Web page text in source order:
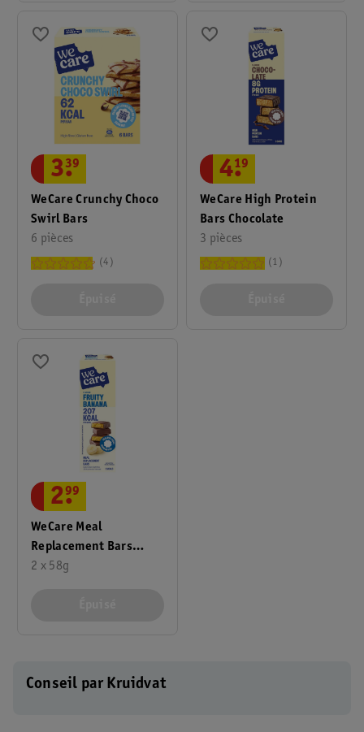
WeCare Crunchy Choco
Swirl Bars
6 pièces
3.
39
4
WeCare High Protein
Bars Chocolate
3 pièces
4.
19
1
WeCare Meal
Replacement Bars
Fruity Banana
2 x 58g
2.
99
Conseil par Kruidvat